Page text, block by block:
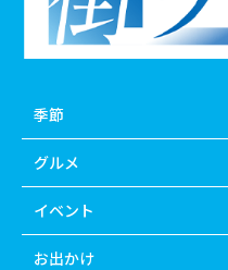
季節
グルメ
イベント
お出かけ